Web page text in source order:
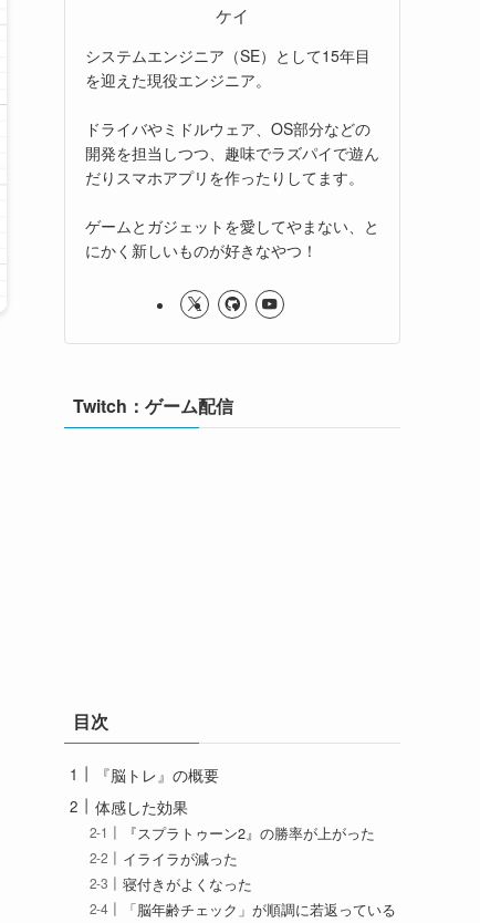
ケイ
システムエンジニア（SE）として15年目
を迎えた現役エンジニア。
ドライバやミドルウェア、OS部分などの
開発を担当しつつ、趣味でラズパイで遊ん
だりスマホアプリを作ったりしてます。
ゲームとガジェットを愛してやまない、と
にかく新しいものが好きなやつ！
Twitch：ゲーム配信
目次
『脳トレ』の概要
体感した効果
『スプラトゥーン2』の勝率が上がった
イライラが減った
寝付きがよくなった
「脳年齢チェック」が順調に若返っている